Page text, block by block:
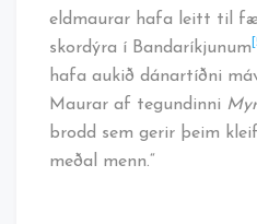
eldmaurar hafa leitt til
skordýra í Bandaríkjunum
hafa aukið dánartíðni
Maurar af tegundinni
brodd sem gerir þeim
meðal menn.“